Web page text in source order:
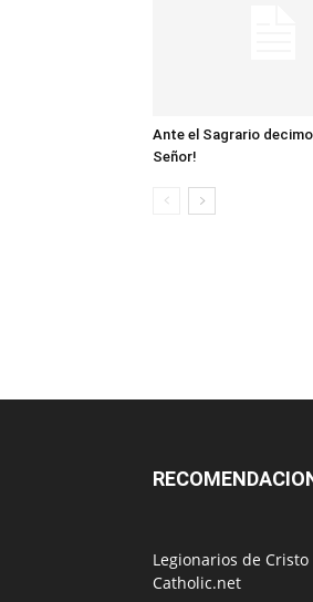
Ante el Sagrario
Señor!
Legionarios de Cristo
Catholic.net